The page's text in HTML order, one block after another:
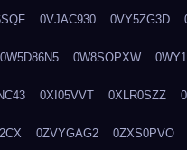
0VJAC930 0VY5ZG3D
0W5D86N5 0W8SOPXW
0XI05VVT 0XLR0SZZ
0ZVYGAG2 0ZXS0PVO